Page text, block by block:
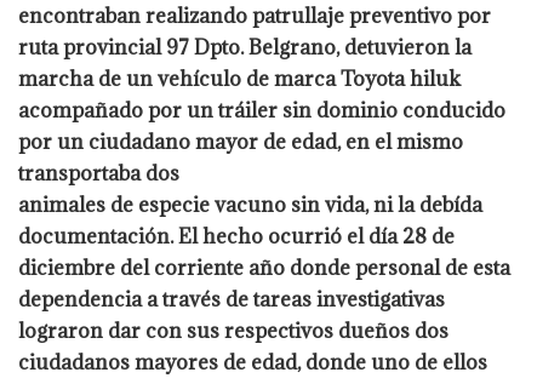
encontraban realizandopatrullaje preventivo por
ruta provincial 97 Dpto. Belgrano, detuvieron la
marchade un vehículo de marca Toyota hiluk
acompañado por un tráiler sin dominio conducido
por un ciudadano mayor de edad, en el mismo
transportaba dos
animales de especie vacuno sin vida, ni la debída
documentación. El hecho ocurrió el día 28 de
diciembre del corriente año donde personal de esta
dependencia através de tareas investigativas
lograron dar con sus respectivos dueños dos
ciudadanos mayores de edad, donde uno de ellos